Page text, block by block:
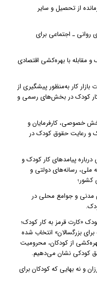
از تحصیل و سایر
ـ اجتماعی برای
و مقابله با بهره‌کشی اقتصادی
کار به‌منظور پیشگیری از
کودک در بخش‌های رسمی و
خصوصی، کارفرمایان و
و رعایت حقوق کودک در
پیامدهای کار کودک و
ملی، رسانه‌های دولتی و
کشور؛
مدنی و جوامع محلی در
«کارت قرمز به کار کودک؛
بزرگسالان» انتخاب شده
از کودکان، محرومیت
کودکی نشان می‌دهیم.
و نه بهایی که کودکان برای